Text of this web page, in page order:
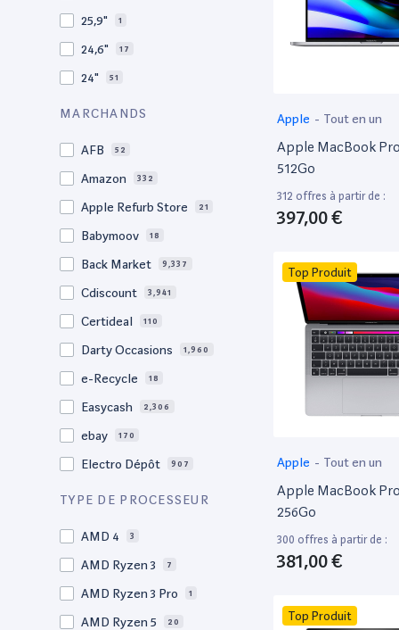
25,9" 1
24,6" 17
24" 51
21,5"
15.5" 1
15,4"
15.4" 70
15.3" 2
15" 207
MARCHANDS
AFB 52
Amazon 332
Apple Refurb Store 21
Babymoov 18
Back Market 9,337
Cdiscount 3,941
Certideal 110
Darty Occasions 1,960
e-Recycle 18
Easycash 2,306
ebay 170
Electro Dépôt 907
Factorefurb
TYPE DE PROCESSEUR
AMD 4 3
AMD Ryzen 3 7
AMD Ryzen 3 Pro 1
AMD Ryzen 5 20
Apple - Tout en un
Apple MacBook Pro
512Go
312 offres à partir de :
397,00 €
Top Produit
Apple - Tout en un
Apple MacBook Pro
256Go
300 offres à partir de :
381,00 €
Top Produit